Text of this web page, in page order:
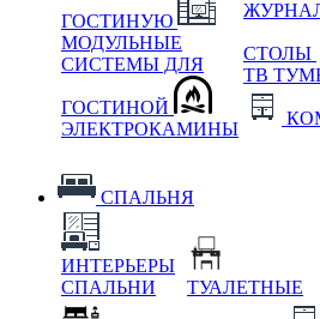
ГОСТИНУЮ
МОДУЛЬНЫЕ
СИСТЕМЫ ДЛЯ
ГОСТИНОЙ
ЭЛЕКТРОКАМИНЫ
СТОЛЫ
ТВ
СПАЛЬНЯ
ИНТЕРЬЕРЫ
СПАЛЬНИ
ТУАЛЕТНЫЕ